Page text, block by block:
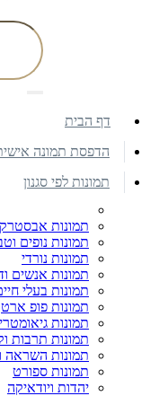
דף הבית
הדפסת תמונה
תמונות לפי סגנון
תמונות
תמונות נופים
תמונות נורדי
תמונות אנשים
תמונות בעלי
תמונות פופ ארט
תמונות גיאומטרי
תמונות תרבות
תמונות השראה
תמונות ספורט
יהדות ויודאיקה